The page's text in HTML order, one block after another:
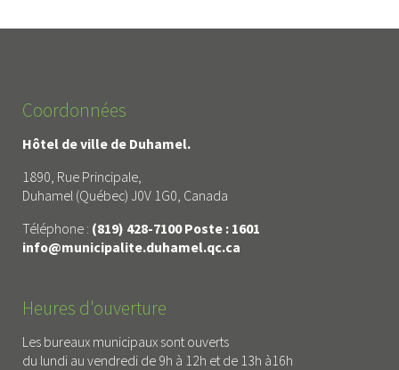
Coordonnées
Hôtel de ville de Duhamel.
1890, Rue Principale,
Duhamel (Québec) J0V 1G0, Canada
Téléphone : (819) 428-7100 Poste : 1601
info@municipalite.duhamel.qc.ca
Heures d'ouverture
Les bureaux municipaux sont ouverts
du lundi au vendredi de 9h à 12h et de 13h à16h